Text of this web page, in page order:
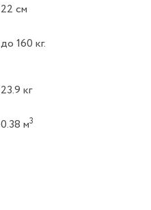
22 см
до 160 кг.
23.9 кг
0.38 м3